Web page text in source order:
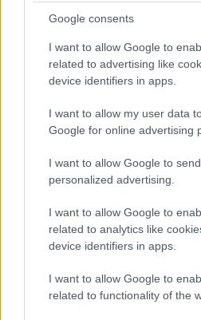
Google consents
I want to allow Google to
related to advertising like
device identifiers in apps.
I want to allow my user data
Google for online advertising
I want to allow Google to
personalized advertising.
I want to allow Google to
related to analytics like
device identifiers in apps.
I want to allow Google to
related to functionality of the
143
14
13
10
16
12
7
2
9
14
2
143
14
13
10
16
12
7
14
2